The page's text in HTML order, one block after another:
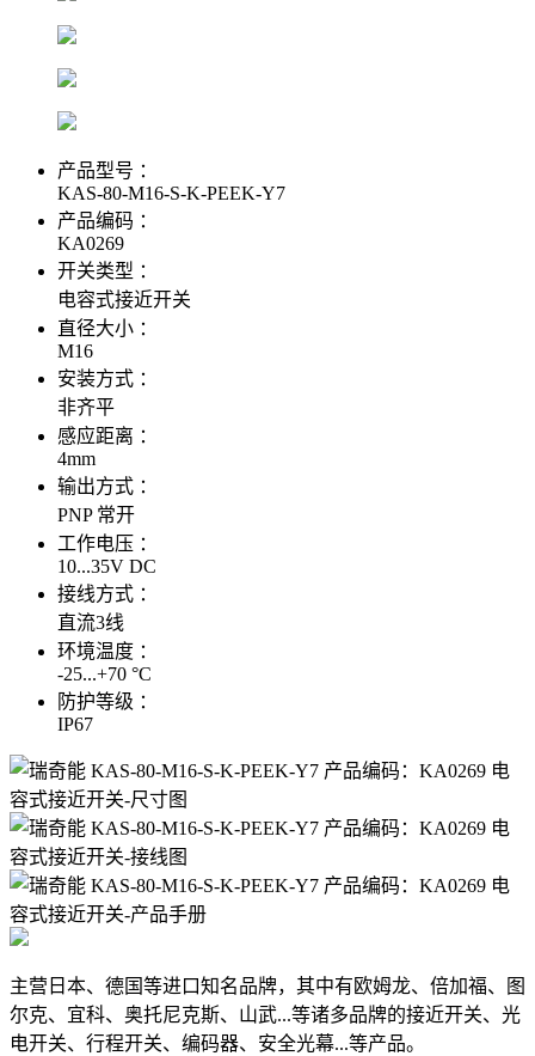
产品型号 ：
KAS-80-M16-S-K-PEEK-Y7
产品编码 ：
KA0269
开关类型 ：
电容式接近开关
直径大小 ：
M16
安装方式 ：
非齐平
感应距离 ：
4mm
输出方式 ：
PNP 常开
工作电压 ：
10...35V DC
接线方式 ：
直流3线
环境温度 ：
-25...+70 °C
防护等级 ：
IP67
主营日本、德国等进口知名品牌，其中有欧姆龙、倍加福、图
尔克、宜科、奥托尼克斯、山武...等诸多品牌的接近开关、光
电开关、行程开关、编码器、安全光幕...等产品。